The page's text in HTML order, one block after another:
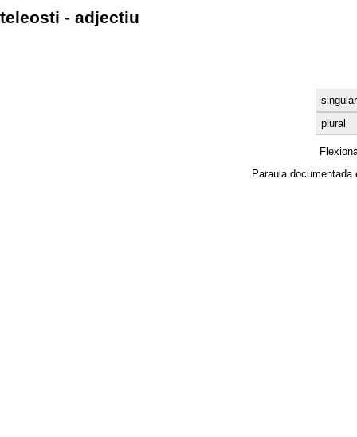
teleosti - adjectiu
singular
plural
Paraula